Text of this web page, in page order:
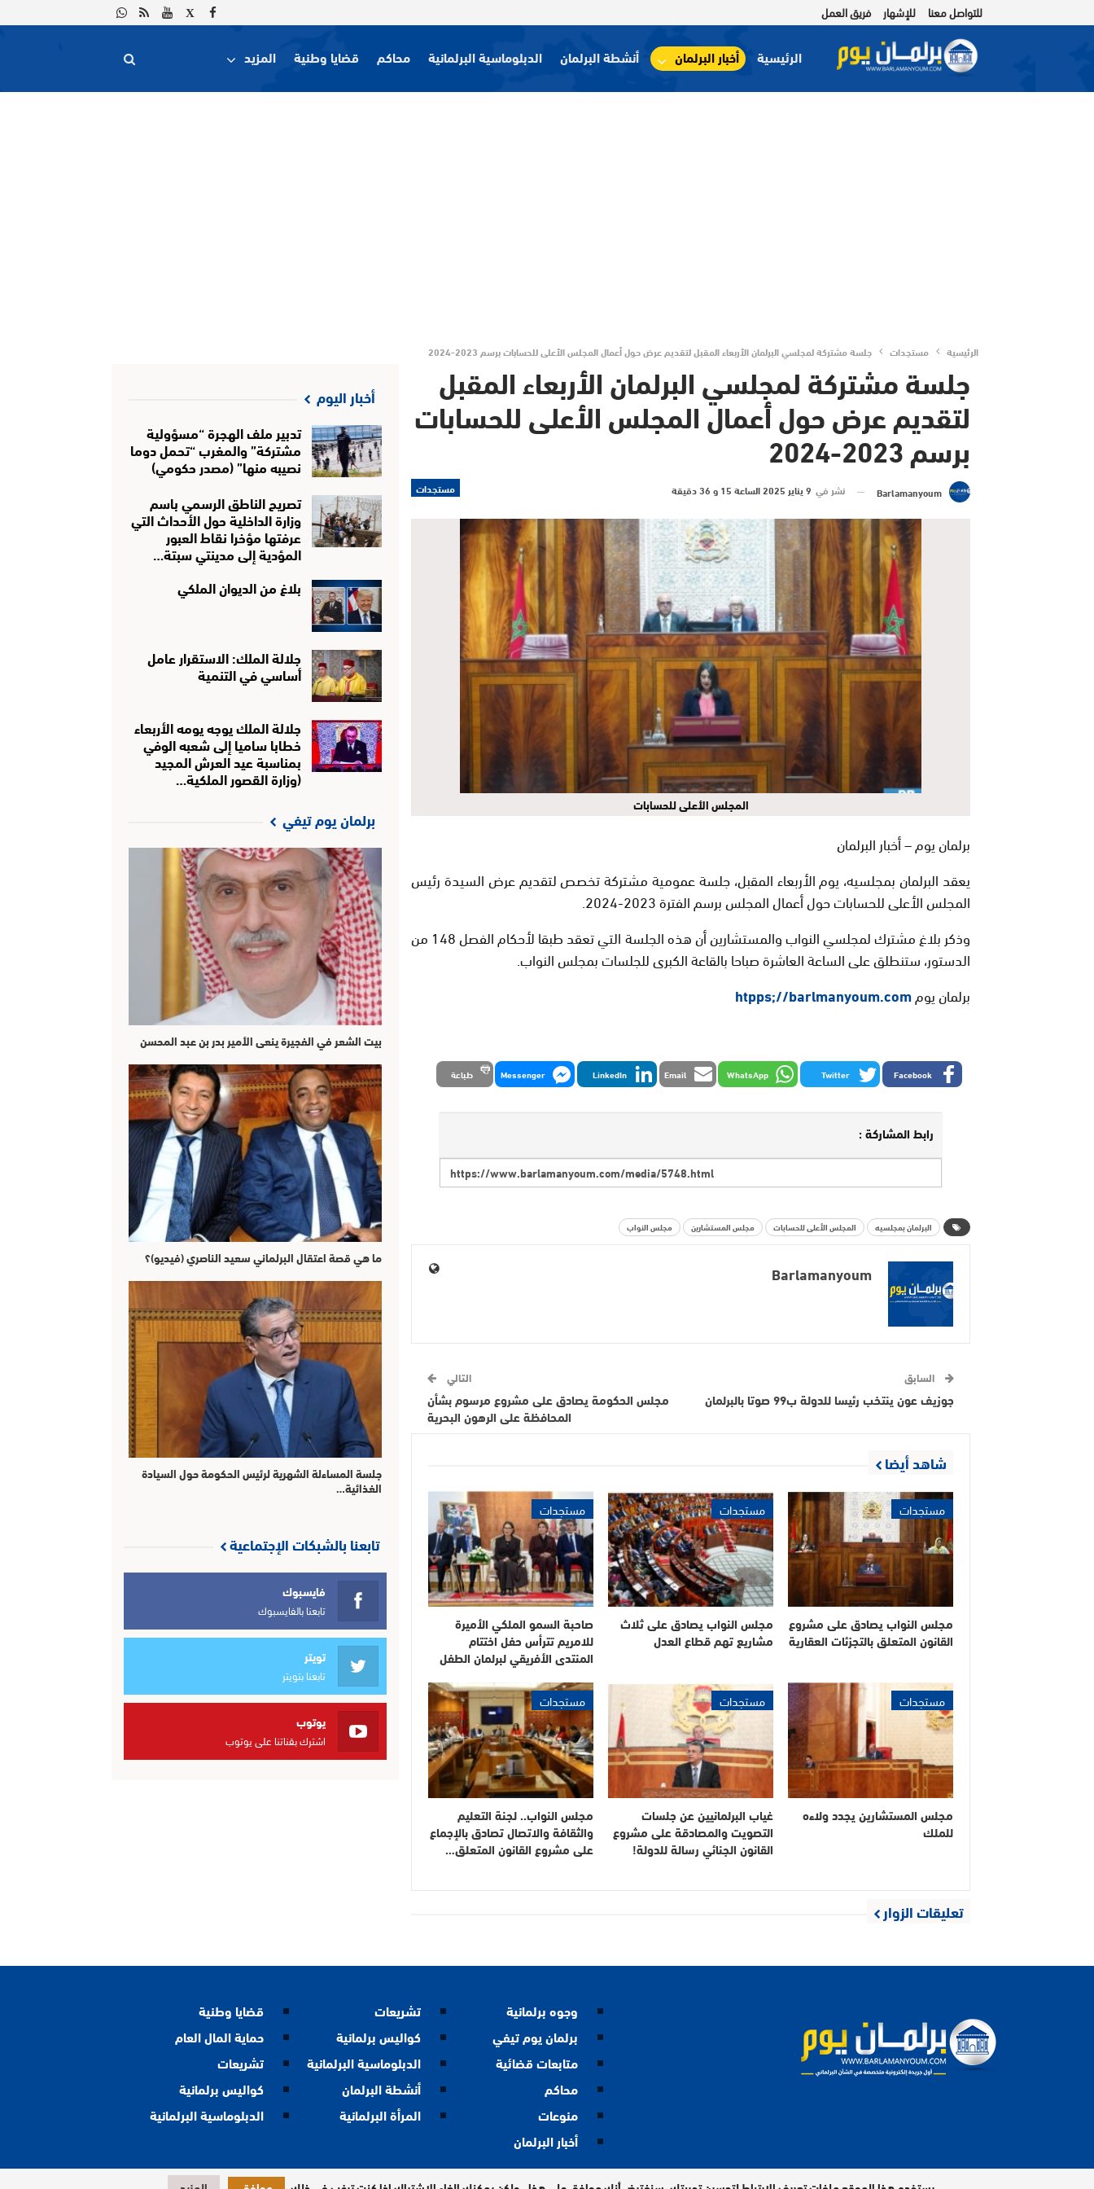
للتواصل معنا للإشهار فريق العمل
الرئيسية أخبار البرلمان أنشطة البرلمان الدبلوماسية البرلمانية محاكم قضايا وطنية المزيد
الرئيسية مستجدات جلسة مشتركة لمجلسي البرلمان الأربعاء المقبل لتقديم عرض حول أعمال المجلس الأعلى للحسابات برسم 2023-2024
جلسة مشتركة لمجلسي البرلمان الأربعاء المقبل
لتقديم عرض حول أعمال المجلس الأعلى للحسابات
برسم 2023-2024
مستجدات Barlamanyoum نشر في 9 يناير 2025 الساعة 15 و 36 دقيقة
المجلس الأعلى للحسابات
برلمان يوم – أخبار البرلمان
يعقد البرلمان بمجلسيه، يوم الأربعاء المقبل، جلسة عمومية مشتركة تخصص لتقديم عرض السيدة رئيس
المجلس الأعلى للحسابات حول أعمال المجلس برسم الفترة 2023-2024.
وذكر بلاغ مشترك لمجلسي النواب والمستشارين أن هذه الجلسة التي تعقد طبقا لأحكام الفصل 148 من
الدستور، ستنطلق على الساعة العاشرة صباحا بالقاعة الكبرى للجلسات بمجلس النواب.
برلمان يومhtpps;//barlmanyoum.com
Facebook
Twitter
WhatsApp
Email
LinkedIn
Messenger طباعة
رابط المشاركة :
البرلمان بمجلسيه المجلس الأعلى للحسابات مجلس المستشارين مجلس النواب
Barlamanyoum
السابق
جوزيف عون ينتخب رئيسا للدولة ب99 صوتا بالبرلمان
التالي
مجلس الحكومة يصادق على مشروع مرسوم بشأن
المحافظة على الرهون البحرية
شاهد أيضا
مستجدات
مجلس النواب يصادق على مشروع
القانون المتعلق بالتجزئات العقارية
مستجدات
مجلس النواب يصادق على ثلاث
مشاريع تهم قطاع العدل
مستجدات
صاحبة السمو الملكي الأميرة
للامريم تترأس حفل اختتام
المنتدى الأفريقي لبرلمان الطفل
مستجدات
مجلس المستشارين يجدد ولاءه
للملك
مستجدات
غياب البرلمانيين عن جلسات
التصويت والمصادقة على مشروع
القانون الجنائي رسالة للدولة!
مستجدات
مجلس النواب.. لجنة التعليم
والثقافة والاتصال تصادق بالإجماع
على مشروع القانون المتعلق…
تعليقات الزوار
أخبار اليوم
تدبير ملف الهجرة “مسؤولية
مشتركة” والمغرب “تحمل دوما
نصيبه منها” (مصدر حكومي)
تصريح الناطق الرسمي باسم
وزارة الداخلية حول الأحداث التي
عرفتها مؤخرا نقاط العبور
المؤدية إلى مدينتي سبتة…
بلاغ من الديوان الملكي
جلالة الملك: الاستقرار عامل
أساسي في التنمية
جلالة الملك يوجه يومه الأربعاء
خطابا ساميا إلى شعبه الوفي
بمناسبة عيد العرش المجيد
(وزارة القصور الملكية…
برلمان يوم تيفي
بيت الشعر في الفجيرة ينعى الأمير بدر بن عبد المحسن
ما هي قصة اعتقال البرلماني سعيد الناصري (فيديو)؟
جلسة المساءلة الشهرية لرئيس الحكومة حول السيادة
الغذائية…
تابعنا بالشبكات الإجتماعية
فايسبوك
تابعنا بالفايسبوك
تويتر
تابعنا بتويتر
يوتوب
اشترك بقناتنا على يوتوب
وجوه برلمانية
برلمان يوم تيفي
متابعات قضائية
محاكم
منوعات
أخبار البرلمان
تشريعات
كواليس برلمانية
الدبلوماسية البرلمانية
أنشطة البرلمان
المرأة البرلمانية
قضايا وطنية
حماية المال العام
تشريعات
كواليس برلمانية
الدبلوماسية البرلمانية